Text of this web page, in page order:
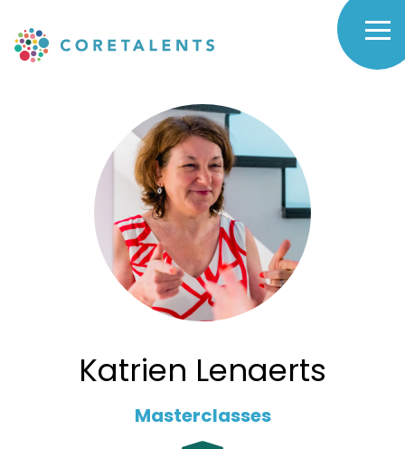
main
Katrien
Lenaerts
Coretalents
Katrien Lenaerts
Masterclasses